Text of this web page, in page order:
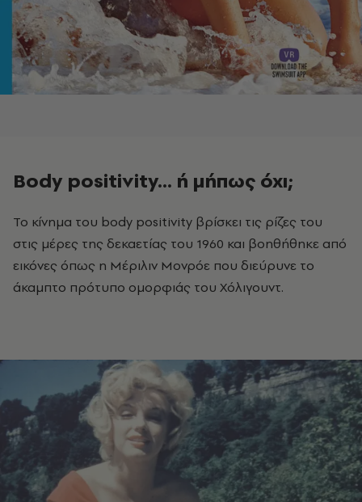
Body positivity... ή μήπως όχι;
Το κίνημα του body positivity βρίσκει τις ρίζες του
στις μέρες της δεκαετίας του 1960 και βοηθήθηκε από
εικόνες όπως η Μέριλιν Μονρόε που διεύρυνε το
άκαμπτο πρότυπο ομορφιάς του Χόλιγουντ.